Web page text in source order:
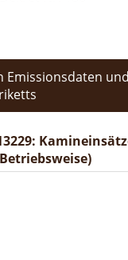
Emissionsdaten